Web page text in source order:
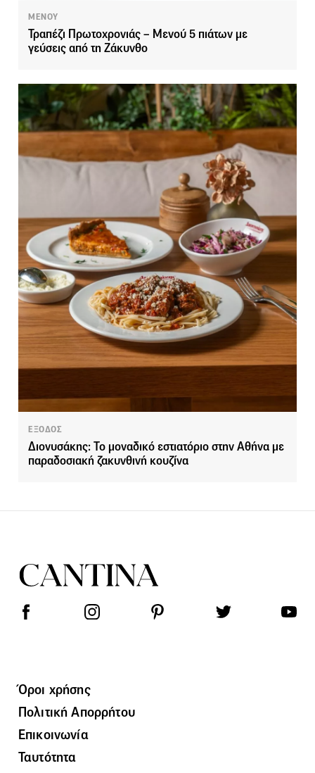
ΜΕΝΟΥ
Τραπέζι Πρωτοχρονιάς – Μενού 5 πιάτων με
γεύσεις από τη Ζάκυνθο
ΕΞΟΔΟΣ
Διονυσάκης: Το μοναδικό εστιατόριο στην Αθήνα με
παραδοσιακή ζακυνθινή κουζίνα
Όροι χρήσης
Πολιτική Απορρήτου
Επικοινωνία
Ταυτότητα